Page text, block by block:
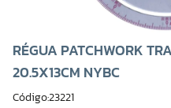
RÉGUA PATCHWORK
20.5X13CM NYBC
Código:23221